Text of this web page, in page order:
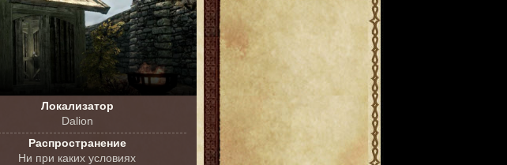
Локализатор
Dalion
Распространение
Ни при каких условиях